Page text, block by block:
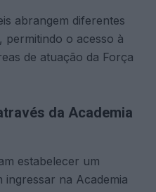
abrangem diferentes
permitindo o acesso à
de atuação da Força
da Academia
estabelecer um
na Academia